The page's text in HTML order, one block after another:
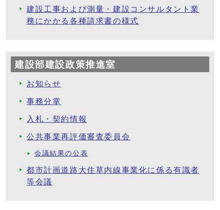
建設工事および測量・建設コンサルタント業
務にかかる各種請求書の様式
建設部建設政策推進室
お知らせ
事務分掌
入札・契約情報
公共事業再評価審査委員会
会議結果の公表
都市計画道路大住草内線事業化に係る有識者
等会議